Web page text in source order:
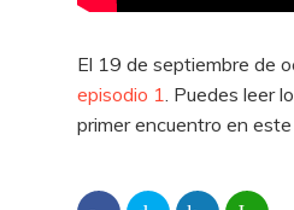
El 19 de septiembre de
episodio 1 . Puedes leer
primer encuentro en este